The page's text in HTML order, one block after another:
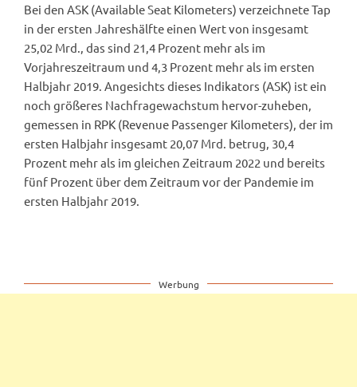
Bei den ASK (Available Seat Kilometers) verzeichnete Tap
in der ersten Jahreshälfte einen Wert von insgesamt
25,02 Mrd., das sind 21,4 Prozent mehr als im
Vorjahreszeitraum und 4,3 Prozent mehr als im ersten
Halbjahr 2019. Angesichts dieses Indikators (ASK) ist ein
noch größeres Nachfragewachstum hervor-zuheben,
gemessen in RPK (Revenue Passenger Kilometers), der im
ersten Halbjahr insgesamt 20,07 Mrd. betrug, 30,4
Prozent mehr als im gleichen Zeitraum 2022 und bereits
fünf Prozent über dem Zeitraum vor der Pandemie im
ersten Halbjahr 2019.
Werbung